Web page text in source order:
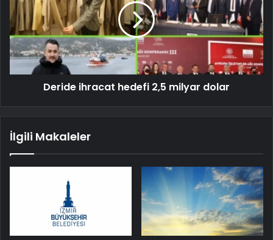
Deride ihracat hedefi 2,5 milyar dolar
İlgili Makaleler